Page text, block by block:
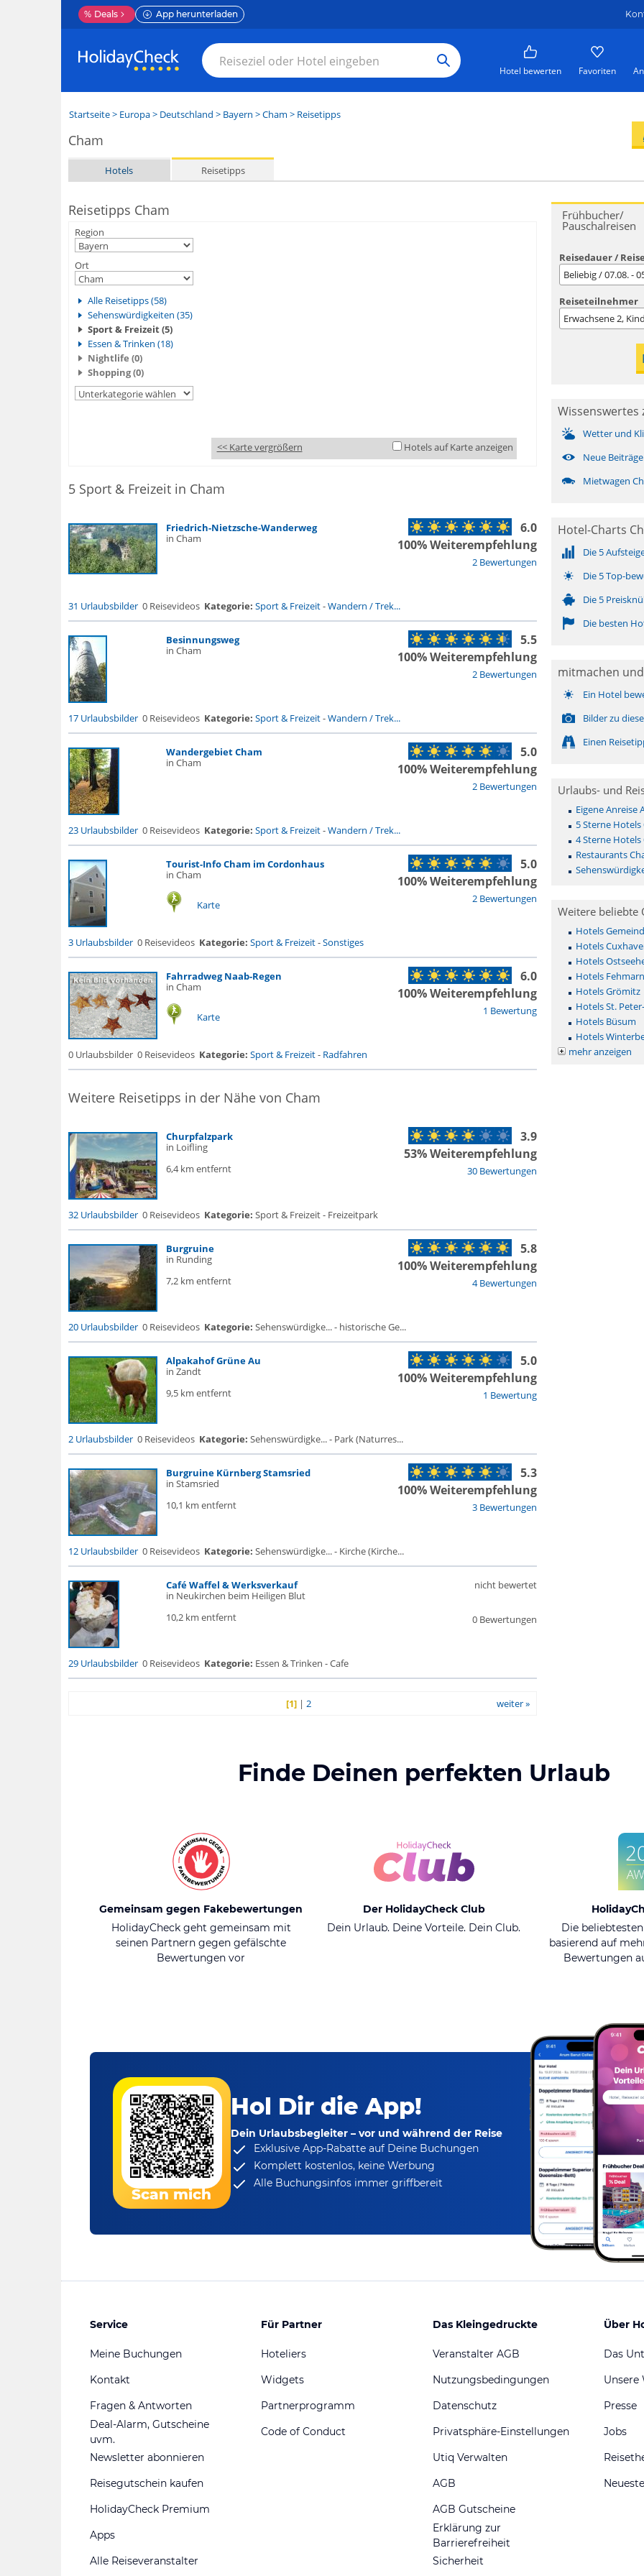
% Deals App herunterladen
Hotel bewerten Favoriten
Startseite> Europa> Deutschland > Bayern >Cham > Reisetipps
Cham
Hotels Reisetipps
Reisetipps Cham
Region
Ort
Alle Reisetipps (58)
Sehenswürdigkeiten (35)
Sport & Freizeit (5)
Essen & Trinken (18)
Nightlife (0)
Shopping (0)
<< Karte vergrößern Hotels auf Karte anzeigen
5 Sport & Freizeit in Cham
Friedrich-Nietzsche-Wanderweg
in Cham
2 Bewertungen
6.0
100% Weiterempfehlung
31 Urlaubsbilder 0 Reisevideos Kategorie: Sport & Freizeit-Wandern / Trek...
Besinnungsweg
in Cham
2 Bewertungen
5.5
100% Weiterempfehlung
17 Urlaubsbilder 0 Reisevideos Kategorie: Sport & Freizeit-Wandern / Trek...
Wandergebiet Cham
in Cham
2 Bewertungen
5.0
100% Weiterempfehlung
23 Urlaubsbilder 0 Reisevideos Kategorie: Sport & Freizeit-Wandern / Trek...
Tourist-Info Cham im Cordonhaus
in Cham
Karte 2 Bewertungen
5.0
100% Weiterempfehlung
3 Urlaubsbilder 0 Reisevideos Kategorie: Sport & Freizeit-Sonstiges
Fahrradweg Naab-Regen
in Cham
Karte 1 Bewertung
6.0
100% Weiterempfehlung
0 Urlaubsbilder 0 Reisevideos Kategorie: Sport & Freizeit- Radfahren
Weitere Reisetipps in der Nähe von Cham
Churpfalzpark
in Loifling
6,4 km entfernt
30 Bewertungen
3.9
53% Weiterempfehlung
32 Urlaubsbilder 0 Reisevideos Kategorie: Sport & Freizeit - Freizeitpark
Burgruine
in Runding
7,2 km entfernt
4 Bewertungen
5.8
100% Weiterempfehlung
20 Urlaubsbilder 0 Reisevideos Kategorie: Sehenswürdigke... - historische Ge...
Alpakahof Grüne Au
in Zandt
9,5 km entfernt
1 Bewertung
5.0
100% Weiterempfehlung
2 Urlaubsbilder 0 Reisevideos Kategorie: Sehenswürdigke... - Park (Naturres...
Burgruine Kürnberg Stamsried
in Stamsried
10,1 km entfernt
3 Bewertungen
5.3
100% Weiterempfehlung
12 Urlaubsbilder 0 Reisevideos Kategorie: Sehenswürdigke... - Kirche (Kirche...
Café Waffel & Werksverkauf
in Neukirchen beim Heiligen Blut
10,2 km entfernt
0 Bewertungen
nicht bewertet
29 Urlaubsbilder 0 Reisevideos Kategorie: Essen & Trinken - Cafe
[1]| 2 weiter »
Frühbucher/
Pauschalreisen
Reisedauer /
Beliebig / 07.08. -
Reiseteilnehmer
Erwachsene2,
Wissenswertes
Wetter und
Neue
Mietwagen
Hotel-Charts
Die 5
Die 5 Top-
Die 5
Die besten
mitmachen
Ein Hotel
Bilder zu
Einen
Urlaubs- und
Eigene Anreise
5 Sterne Hotels
4 Sterne Hotels
Restaurants
Weitere beliebte
Hotels
Hotels
Hotels
Hotels Fehmarn
Hotels Grömitz
Hotels St.
Hotels Büsum
Hotels
mehr anzeigen
Finde Deinen perfekten Urlaub
Gemeinsam gegen Fakebewertungen
HolidayCheck geht gemeinsam mit
seinen Partnern gegen gefälschte
Bewertungen vor
Der HolidayCheck Club
Dein Urlaub. Deine Vorteile. Dein Club.
Die
basierend auf
Bewertungen
Scan mich
Hol Dir die App!
Dein Urlaubsbegleiter – vor und während der Reise
Exklusive App-Rabatteauf Deine Buchungen
Komplett kostenlos, keine Werbung
Alle Buchungsinfos immer griffbereit
Service
Meine Buchungen
Kontakt
Fragen & Antworten
Deal-Alarm, Gutscheine
uvm.
Newsletter abonnieren
Reisegutschein kaufen
HolidayCheck Premium
Apps
Alle Reiseveranstalter
Für Partner
Hoteliers
Widgets
Partnerprogramm
Code of Conduct
Das Kleingedruckte
Veranstalter AGB
Nutzungsbedingungen
Datenschutz
Privatsphäre-Einstellungen
Utiq Verwalten
AGB
AGB Gutscheine
Erklärung zur
Barrierefreiheit
Sicherheit
Über
Das
Unsere
Presse
Jobs